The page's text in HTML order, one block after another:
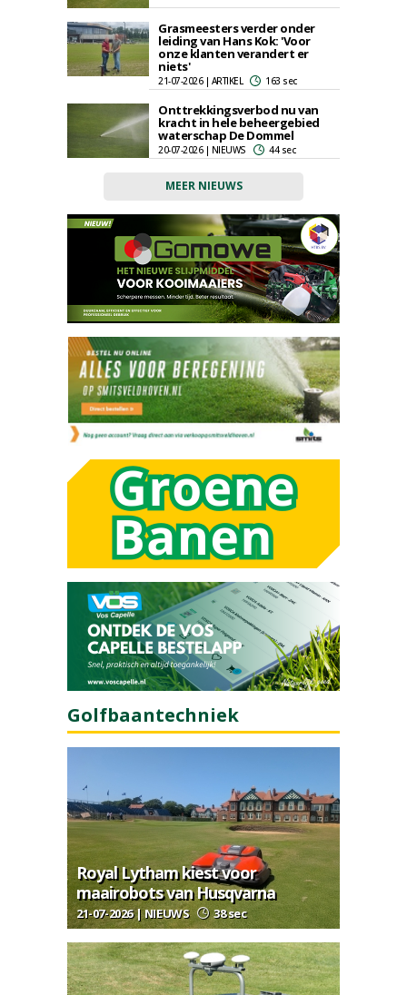
Grasmeesters verder onder
leiding van Hans Kok: 'Voor
onze klanten verandert er
niets'
21-07-2026 | ARTIKEL 163 sec
Onttrekkingsverbod nu van
kracht in hele beheergebied
waterschap De Dommel
20-07-2026 | NIEUWS 44 sec
MEER NIEUWS
Golfbaantechniek
Royal Lytham kiest voor
maairobots van Husqvarna
21-07-2026 | NIEUWS 38 sec